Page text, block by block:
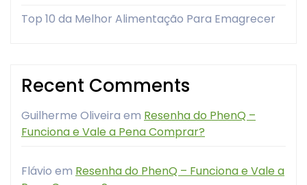
Top 10 da Melhor Alimentação Para Emagrecer
Recent Comments
Guilherme Oliveira em Resenha do PhenQ –
Funciona e Vale a Pena Comprar?
Flávio em Resenha do PhenQ – Funciona e Vale a